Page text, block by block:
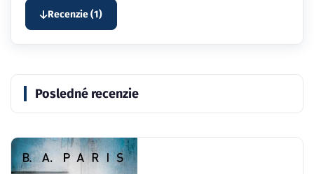
Recenzie (1)
Posledné recenzie